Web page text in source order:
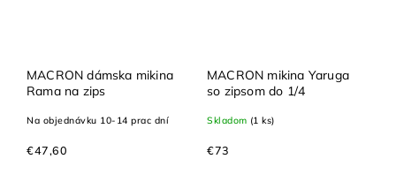
MACRON dámska mikina
Rama na zips
Na objednávku 10-14 prac dní
€47,60
MACRON mikina Yaruga
so zipsom do 1/4
Skladom (1 ks)
€73